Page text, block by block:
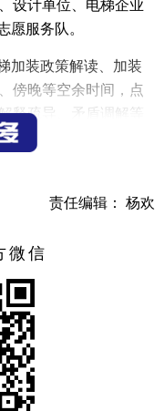
设计单位、电梯企业
愿服务队。
加装政策解读、加装
傍晚等空余时间，点
释疏导、矛盾调解等
的知晓率，使电梯加
责任编辑： 杨欢
微信